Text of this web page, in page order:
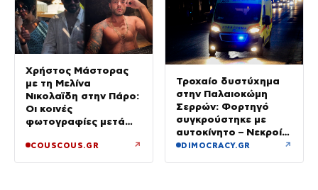
Χρήστος Μάστορας
με τη Μελίνα
Νικολαϊδη στην Πάρο:
Οι κοινές
φωτογραφίες μετά
τη Γαρυφαλιά
COUSCOUS.GR ↗
Τροχαίο δυστύχημα
στην Παλαιοκώμη
Σερρών: Φορτηγό
συγκρούστηκε με
αυτοκίνητο – Νεκροί
οι επιβάτες του ΙΧ
DIMOCRACY.GR ↗